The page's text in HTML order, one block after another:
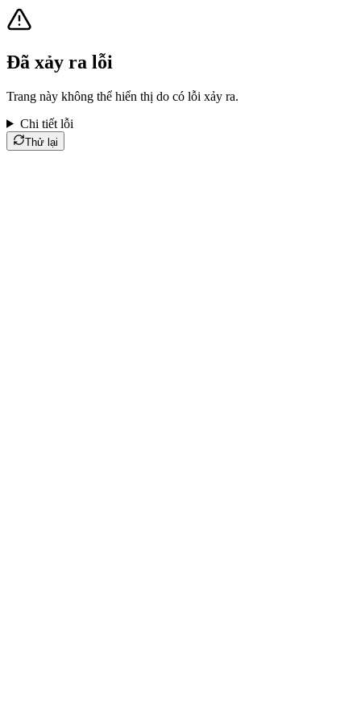
Đã xảy ra lỗi
Trang này không thể hiển thị do có lỗi xảy ra.
Chi tiết lỗi
Thử lại